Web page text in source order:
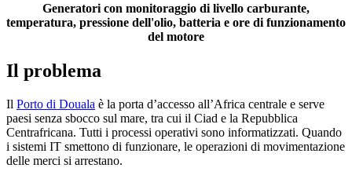
Generatori con monitoraggio di livello carburante,
temperatura, pressione dell'olio, batteria e ore di funzionamento
del motore
Il problema
Il Porto di Douala è la porta d’accesso all’Africa centrale e serve
paesi senza sbocco sul mare, tra cui il Ciad e la Repubblica
Centrafricana. Tutti i processi operativi sono informatizzati. Quando
i sistemi IT smettono di funzionare, le operazioni di movimentazione
delle merci si arrestano.